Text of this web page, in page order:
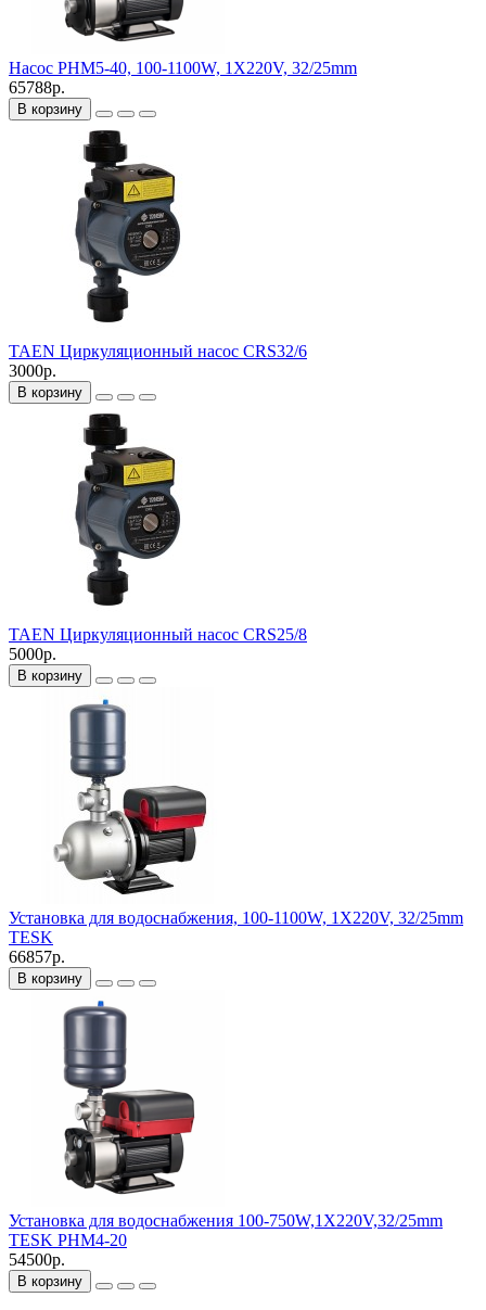
Насос PHM5-40, 100-1100W, 1X220V, 32/25mm
65788р.
В корзину
TAEN Циркуляционный насос CRS32/6
3000р.
В корзину
TAEN Циркуляционный насос CRS25/8
5000р.
В корзину
Установка для водоснабжения, 100-1100W, 1X220V, 32/25mm
TESK
66857р.
В корзину
Установка для водоснабжения 100-750W,1X220V,32/25mm
TESK PHM4-20
54500р.
В корзину